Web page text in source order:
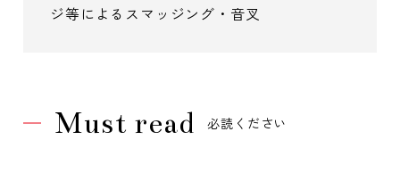
ジ等によるスマッジング・音叉
Must read 必読ください